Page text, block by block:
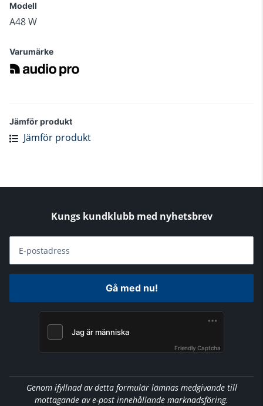
Modell
A48 W
Varumärke
Jämför produkt
Jämför produkt
Kungs kundklubb med nyhetsbrev
E-postadress
Gå med nu!
Friendly Captcha
Genom ifyllnad av detta formulär lämnas medgivande till
mottagande av e-post innehållande marknadsföring.